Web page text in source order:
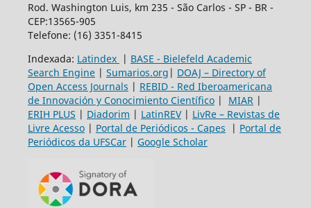
Rod. Washington Luis, km 235 - São Carlos - SP - BR -
CEP:13565-905
Telefone: (16) 3351-8415
Indexada: Latindex | BASE - Bielefeld Academic
Search Engine| Sumarios.org | DOAJ – Directory of
Open Access Journals | REBID - Red Iberoamericana
de Innovación y Conocimiento Científico| MIAR|
ERIH PLUS | Diadorim | LatinREV| LivRe – Revistas de
Livre Acesso| Portal de Periódicos - Capes | Portal de
Periódicos da UFSCar| Google Scholar